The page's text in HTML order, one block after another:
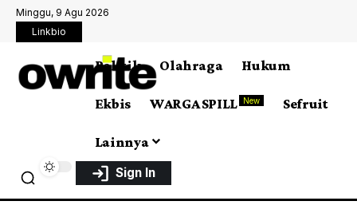
Minggu, 9 Agu 2026
Linkbio
Politik Olahraga Hukum
Ekbis WARGA SPILL New Sefruit
Lainnya
Sign In